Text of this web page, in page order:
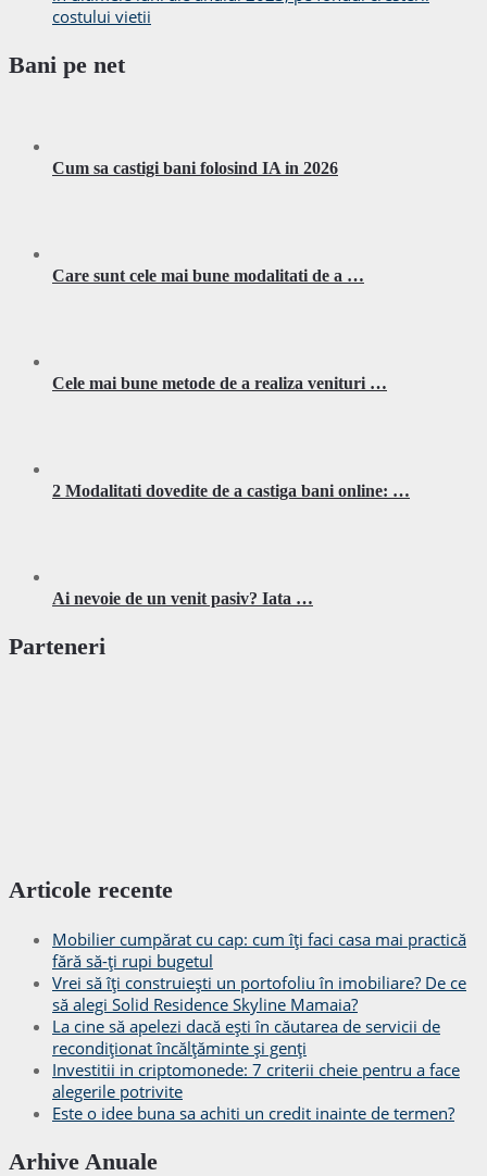
costului vietii
Bani pe net
Cum sa castigi bani folosind IA in 2026
Care sunt cele mai bune modalitati de a …
Cele mai bune metode de a realiza venituri …
2 Modalitati dovedite de a castiga bani online: …
Ai nevoie de un venit pasiv? Iata …
Parteneri
Articole recente
Mobilier cumpărat cu cap: cum îți faci casa mai practică
fără să-ți rupi bugetul
Vrei să îți construiești un portofoliu în imobiliare? De ce
să alegi Solid Residence Skyline Mamaia?
La cine să apelezi dacă ești în căutarea de servicii de
recondiționat încălțăminte și genți
Investitii in criptomonede: 7 criterii cheie pentru a face
alegerile potrivite
Este o idee buna sa achiti un credit inainte de termen?
Arhive Anuale